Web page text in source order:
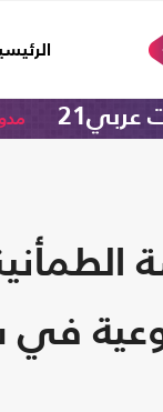
عربي21
في